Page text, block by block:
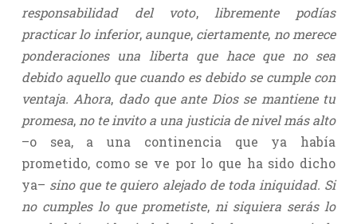
responsabilidad del voto,libremente podías
practicar lo inferior,aunque,ciertamente, no merece
ponderaciones una liberta que hace que no sea
debido aquello que cuando es debido se cumple con
ventaja. Ahora, dado que ante Dios se mantiene tu
promesa,no te invito a una justicia de nivel más alto
–o sea, a una continencia que ya había
prometido, como se ve por lo que ha sido dicho
ya– sino que te quiero alejado de toda iniquidad. Si
no cumples lo que prometiste,ni siquiera serás lo